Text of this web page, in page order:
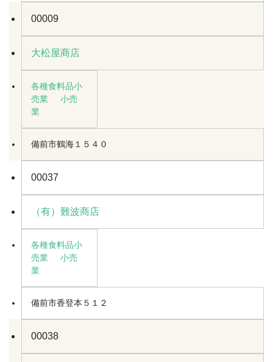
00009
大松屋商店
各種食料品小
売業
小売
業
備前市鶴海１５４０
00037
（有）難波商店
各種食料品小
売業
小売
業
備前市香登本５１２
00038